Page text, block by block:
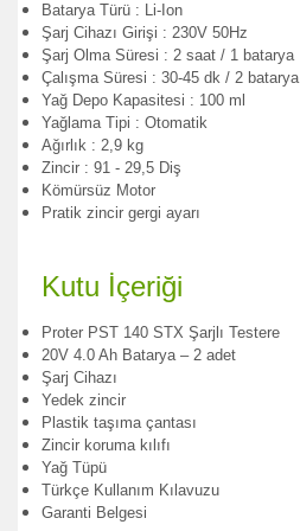
Batarya Türü : Li-Ion
Şarj Cihazı Girişi : 230V 50Hz
Şarj Olma Süresi : 2 saat / 1 batarya
Çalışma Süresi : 30-45 dk / 2 batarya
Yağ Depo Kapasitesi : 100 ml
Yağlama Tipi : Otomatik
Ağırlık : 2,9 kg
Zincir : 91 - 29,5 Diş
Kömürsüz Motor
Pratik zincir gergi ayarı
Kutu İçeriği
Proter PST 140 STX Şarjlı Testere
20V 4.0 Ah Batarya – 2 adet
Şarj Cihazı
Yedek zincir
Plastik taşıma çantası
Zincir koruma kılıfı
Yağ Tüpü
Türkçe Kullanım Kılavuzu
Garanti Belgesi